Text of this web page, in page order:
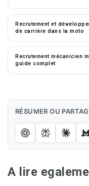
Recrutement et
de carrière dans la moto
Recrutement mécanicien
guide complet
RÉSUMER OU
A lire